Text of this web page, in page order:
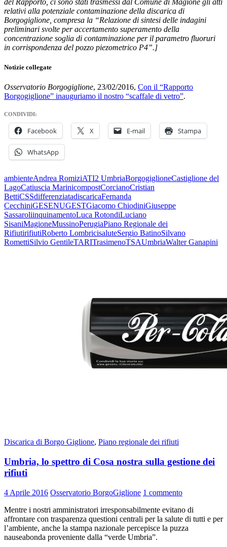
del Rapporto, ci sono stati trasmessi dal Comune di Magione gli atti
relativi alla potenziale contaminazione della discarica di
Borgogiglione, compresa la “Relazione di sintesi delle indagini
preliminari svolte per accertamento superamento della
concentrazione soglia di contaminazione per il parametro fluoruri
in corrispondenza del pozzo piezometrico P4”.]
Notizie collegate
Osservatorio Borgogiglione, 23/02/2016, Con il “Rapporto
Borgogiglione” inauguriamo il nostro “scaffale di vetro”.
CONDIVIDI:
Facebook X E-mail Stampa
WhatsApp
ambienteAndrea RomiziATI2 UmbriaBorgogiglioneCastiglione del
LagoCatiuscia MarinicompostCorcianoCristian
BettiCSSdifferenziatadiscaricaFernanda
CecchiniGESENUGESTGiacomo ChiodiniGiuseppe
SassaroliinquinamentoLuca RotondiLuciano
SisaniMagioneMussinoPerugiaPiano Regionale dei
RifiutirifiutiRoberto LombricisaluteSergio BatinoSilvano
RomettiSilvio GentileTARITrasimenoTSAUmbriaWalter Ganapini
Discarica di Borgo Giglione, Piano regionale dei rifiuti
Umbria, lo spettro di Cosa nostra sulla gestione dei
rifiuti
4 Aprile 2016 Osservatorio BorgoGiglione 1 commento
Mentre i nostri amministratori irresponsabilmente evitano di
affrontare con trasparenza questioni centrali per la salute di tutti e per
l’ambiente, anche la stampa nazionale percepisce la puzza
nauseabonda proveniente dalla “verde Umbria”.